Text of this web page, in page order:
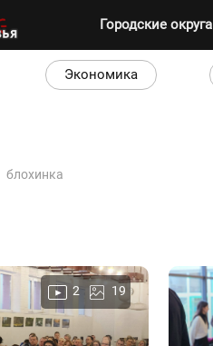
Городские округа
Экономика
блохинка
2 19